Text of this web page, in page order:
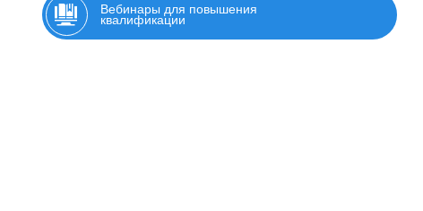
Вебинары для повышения
квалификации